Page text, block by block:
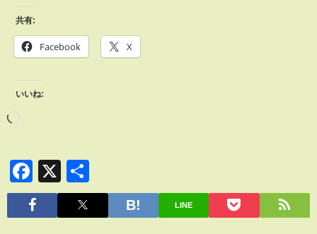
共有:
Facebook X
いいね:
Facebook
X
有
LINE